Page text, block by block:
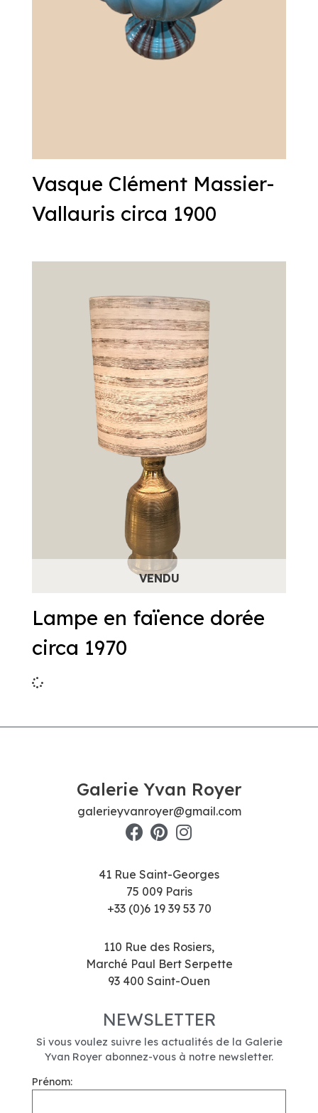
Vasque Clément Massier-
Vallauris circa 1900
Lampe en faïence dorée
circa 1970
Galerie Yvan Royer
galerieyvanroyer@gmail.com
41 Rue Saint-Georges
75 009 Paris
+33 (0)6 19 39 53 70
110 Rue des Rosiers,
Marché Paul Bert Serpette
93 400 Saint-Ouen
NEWSLETTER
Si vous voulez suivre les actualités de la Galerie
Yvan Royer abonnez-vous à notre newsletter.
Prénom: